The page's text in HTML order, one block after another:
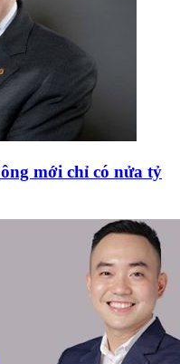
mới chỉ có nửa tỷ